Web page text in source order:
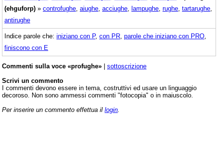
(ehguforp) » controfughe aiughe acciughe lampughe rughe tartarughe
antirughe
Indice parole che: iniziano con P, con PR parole che iniziano con PRO
finiscono con E
Commenti sulla voce «profughe» | sottoscrizione
Scrivi un commento
I commenti devono essere in tema, costruttivi ed usare un linguaggio
decoroso. Non sono ammessi commenti "fotocopia" o in maiuscolo.
Per inserire un commento effettua il login